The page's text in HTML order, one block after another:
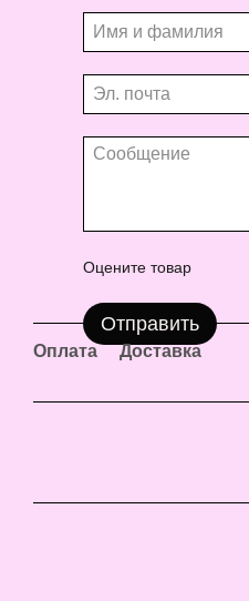
Оцените товар
Отправить
Оплата Доставка